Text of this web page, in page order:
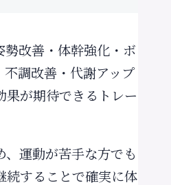
改善・体幹強化・ボ
調改善・代謝アップ
果が期待できるトレー
運動が苦手な方でも
続することで確実に体